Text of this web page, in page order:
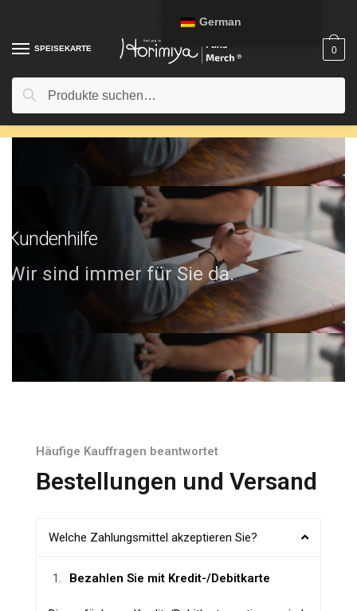
SPEISEKARTE
Suche
0
Kundenhilfe
Wir sind immer für Sie da.
Häufige Kauffragen beantwortet
Bestellungen und Versand
Welche Zahlungsmittel akzeptieren Sie?
Bezahlen Sie mit Kredit-/Debitkarte
German